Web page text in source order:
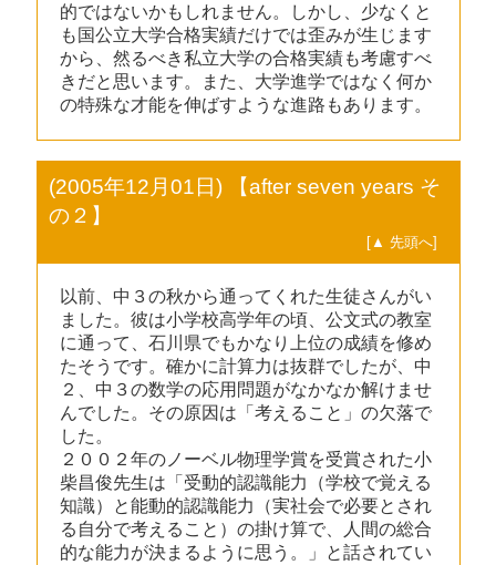
的ではないかもしれません。しかし、少なくと
も国公立大学合格実績だけでは歪みが生じます
から、然るべき私立大学の合格実績も考慮すべ
きだと思います。また、大学進学ではなく何か
の特殊な才能を伸ばすような進路もあります。
(2005年12月01日) 【after seven years そ
の２】
[▲ 先頭へ]
以前、中３の秋から通ってくれた生徒さんがい
ました。彼は小学校高学年の頃、公文式の教室
に通って、石川県でもかなり上位の成績を修め
たそうです。確かに計算力は抜群でしたが、中
２、中３の数学の応用問題がなかなか解けませ
んでした。その原因は「考えること」の欠落で
した。
２００２年のノーベル物理学賞を受賞された小
柴昌俊先生は「受動的認識能力（学校で覚える
知識）と能動的認識能力（実社会で必要とされ
る自分で考えること）の掛け算で、人間の総合
的な能力が決まるように思う。」と話されてい